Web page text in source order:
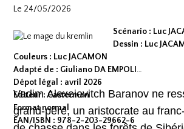
Le 24/05/2026
Scénario : Luc
Dessin : Luc
Couleurs : Luc JACAMON
Adapté de : Giuliano DA EMPOLI
Dépot légal : avril 2026
Editeur : Casterman
Format normal
EAN/ISBN : 978-2-203-29662-6
Vadim Alexeievitch Baranov ne
grand-père, un aristocrate au